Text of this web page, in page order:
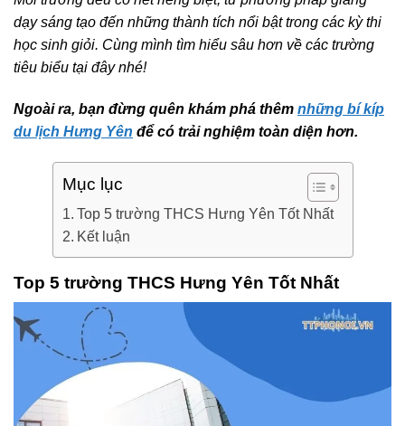
dạy sáng tạo đến những thành tích nổi bật trong các kỳ thi
học sinh giỏi. Cùng mình tìm hiểu sâu hơn về các trường
tiêu biểu tại đây nhé!
Ngoài ra, bạn đừng quên khám phá thêm những bí kíp
du lịch Hưng Yên để có trải nghiệm toàn diện hơn.
Mục lục
Top 5 trường THCS Hưng Yên Tốt Nhất
Kết luận
Top 5 trường THCS Hưng Yên Tốt Nhất